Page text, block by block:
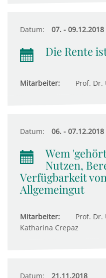
Datum: 07. - 09.12.2018
Die Rente
Mitarbeiter: Prof. Dr.
Datum: 06. - 07.12.2018
Wem
Nutzen,
Verfügbarkeit
Allgemeingut
Mitarbeiter:
Prof. Dr.
Katharina Crepaz
Datum: 21.11.2018